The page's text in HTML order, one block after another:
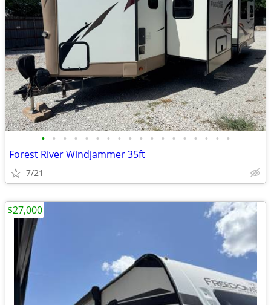
• • • • • • • • • • • • • • • • • •
Forest River Windjammer 35ft
7/21
$27,000